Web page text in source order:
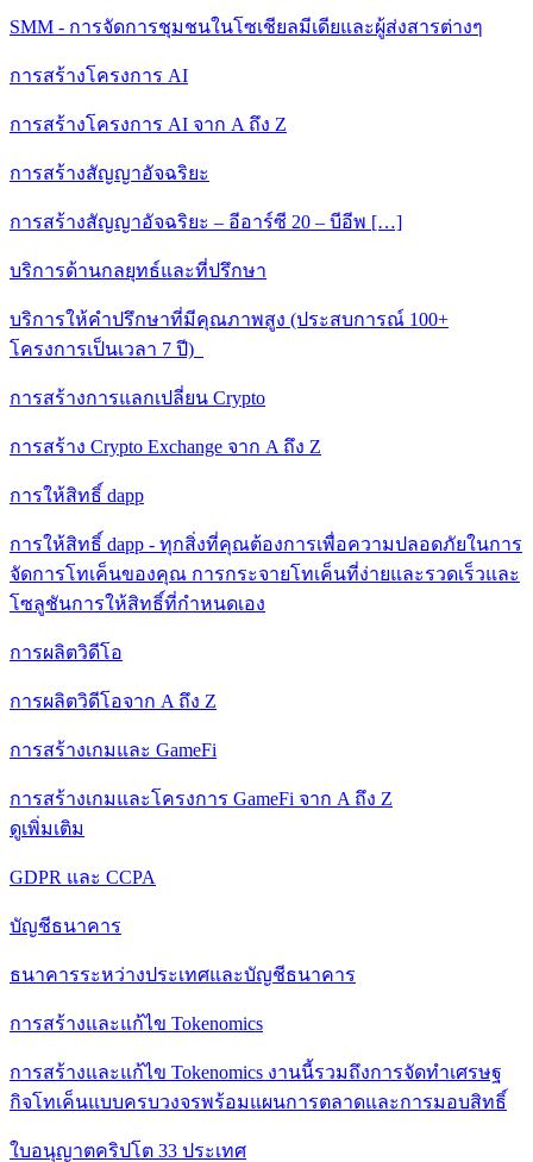
SMM - การจัดการชุมชนในโซเชียลมีเดียและผู้ส่งสารต่างๆ
การสร้างโครงการ AI
การสร้างโครงการ AI จาก A ถึง Z
การสร้างสัญญาอัจฉริยะ
การสร้างสัญญาอัจฉริยะ – อีอาร์ซี 20 – บีอีพ […]
บริการด้านกลยุทธ์และที่ปรึกษา
บริการให้คําปรึกษาที่มีคุณภาพสูง (ประสบการณ์ 100+
โครงการเป็นเวลา 7 ปี)
การสร้างการแลกเปลี่ยน Crypto
การสร้าง Crypto Exchange จาก A ถึง Z
การให้สิทธิ์ dapp
การให้สิทธิ์ dapp - ทุกสิ่งที่คุณต้องการเพื่อความปลอดภัยในการ
จัดการโทเค็นของคุณ การกระจายโทเค็นที่ง่ายและรวดเร็วและ
โซลูชันการให้สิทธิ์ที่กําหนดเอง
การผลิตวิดีโอ
การผลิตวิดีโอจาก A ถึง Z
การสร้างเกมและ GameFi
การสร้างเกมและโครงการ GameFi จาก A ถึง Z
ดูเพิ่มเติม
GDPR และ CCPA
บัญชีธนาคาร
ธนาคารระหว่างประเทศและบัญชีธนาคาร
การสร้างและแก้ไข Tokenomics
การสร้างและแก้ไข Tokenomics งานนี้รวมถึงการจัดทําเศรษฐ
กิจโทเค็นแบบครบวงจรพร้อมแผนการตลาดและการมอบสิทธิ์
ใบอนุญาตคริปโต 33 ประเทศ